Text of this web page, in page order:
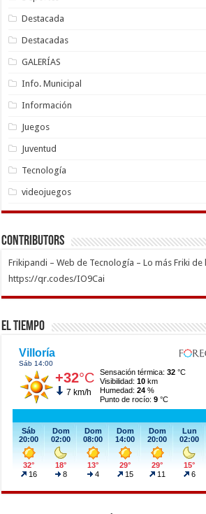
Destacada
Destacadas
GALERÍAS
Info. Municipal
Información
Juegos
Juventud
Tecnología
videojuegos
Contributors
Frikipandi – Web de Tecnología – Lo más Friki de
https://qr.codes/IO9Cai
El Tiempo